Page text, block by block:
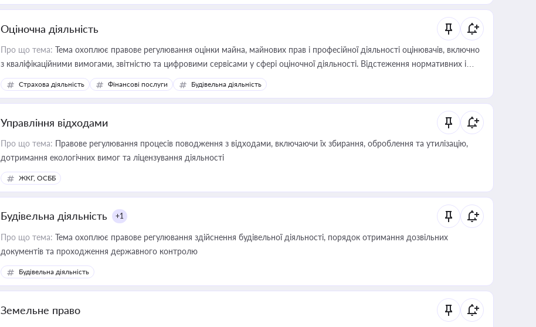
Оціночна діяльність
Про що тема: Тема охоплює правове регулювання оцінки майна, майнових прав і професійної діяльності оцінювачів, включно
з кваліфікаційними вимогами, звітністю та цифровими сервісами у сфері оціночної діяльності. Відстеження нормативних і
медійних змін у цій сфері корисне для власника бізнесу, керівника, юриста або бухгалтера під час оподаткування,
приватизації, оренди державного майна, корпоративних угод і перевірки статусу суб'єктів оціночної діяльності
Страхова діяльність Фінансові послуги Будівельна діяльність
Управління відходами
Про що тема: Правове регулювання процесів поводження з відходами, включаючи їх збирання, оброблення та утилізацію,
дотримання екологічних вимог та ліцензування діяльності
ЖКГ, ОСББ
Будівельна діяльність +1
Про що тема: Тема охоплює правове регулювання здійснення будівельної діяльності, порядок отримання дозвільних
документів та проходження державного контролю
Будівельна діяльність
Земельне право